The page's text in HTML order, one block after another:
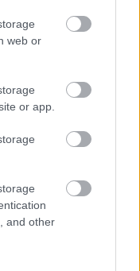
web or
or app.
and other